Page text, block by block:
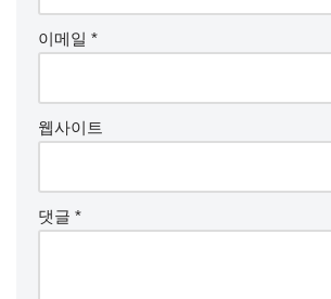
이메일 *
웹사이트
댓글 *